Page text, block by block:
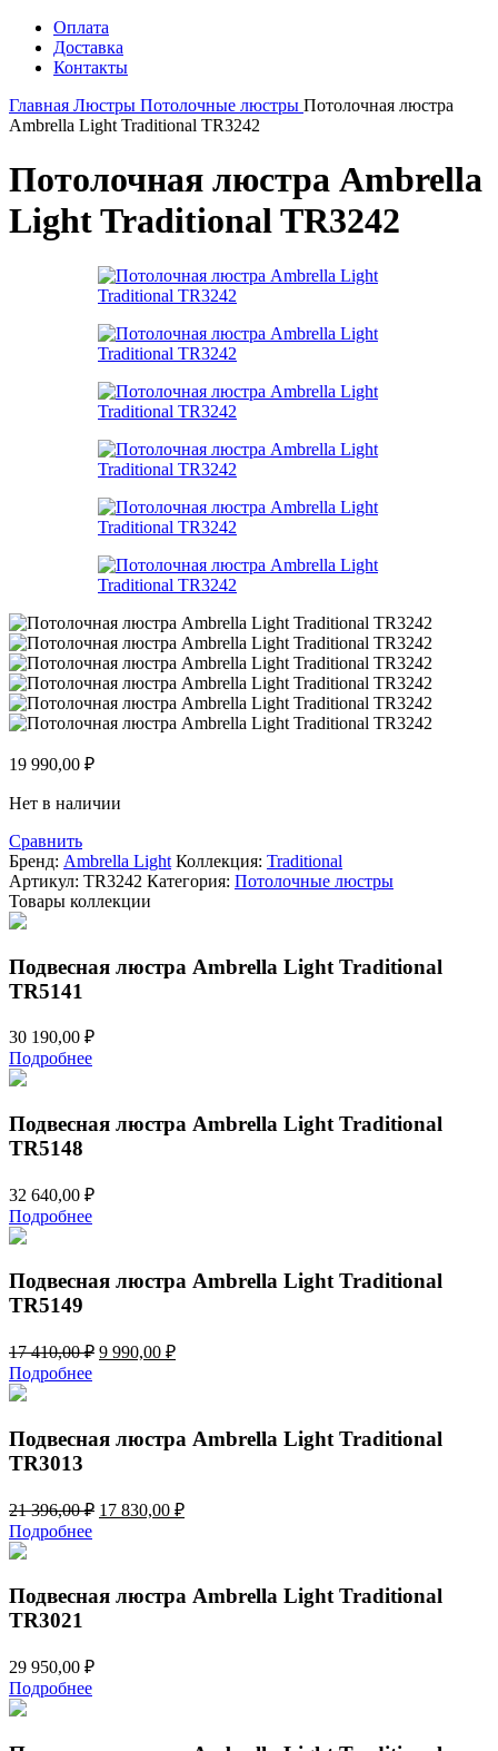
Оплата
Доставка
Контакты
Главная Люстры Потолочные люстры Потолочная люстра
Ambrella Light Traditional TR3242
Потолочная люстра Ambrella
Light Traditional TR3242
19 990,00 ₽
Нет в наличии
Сравнить
Бренд: Ambrella Light Коллекция: Traditional
Артикул: TR3242 Категория: Потолочные люстры
Товары коллекции
Подвесная люстра Ambrella Light Traditional
TR5141
30 190,00 ₽
Подробнее
Подвесная люстра Ambrella Light Traditional
TR5148
32 640,00 ₽
Подробнее
Подвесная люстра Ambrella Light Traditional
TR5149
17 410,00₽ Первоначальная
9 990,00 ₽Текущая
Подробнее
Подвесная люстра Ambrella Light Traditional
TR3013
21 396,00₽ Первоначальная
396,00 ₽.
17 830,00 ₽Текущая
Подробнее
Подвесная люстра Ambrella Light Traditional
TR3021
29 950,00 ₽
Подробнее